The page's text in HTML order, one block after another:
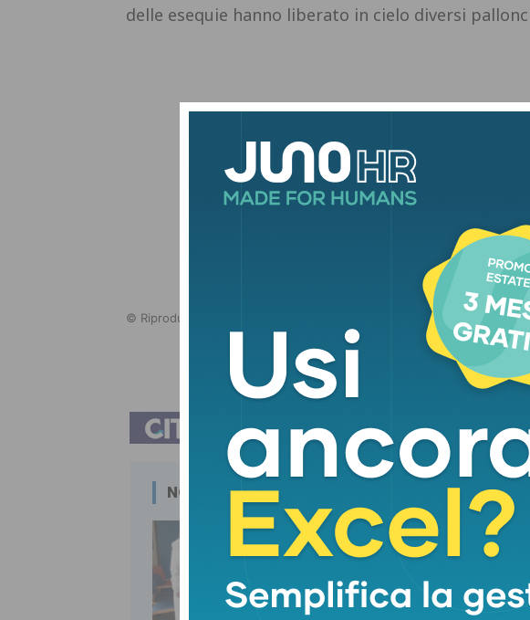
delle esequie hanno liberato in cielo diversi
© Riproduzione riservata
Edoardo Venturini
NOTIZIE CORRELATE